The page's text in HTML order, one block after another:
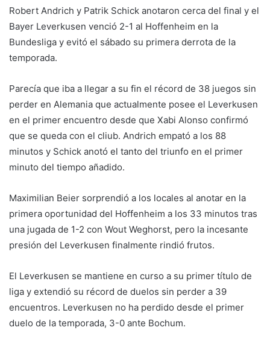
Robert Andrich y Patrik Schick anotaron cerca del final y el
Bayer Leverkusen venció 2-1 al Hoffenheim en la
Bundesliga y evitó el sábado su primera derrota de la
temporada.
Parecía que iba a llegar a su fin el récord de 38 juegos sin
perder en Alemania que actualmente posee el Leverkusen
en el primer encuentro desde que Xabi Alonso confirmó
que se queda con el cliub. Andrich empató a los 88
minutos y Schick anotó el tanto del triunfo en el primer
minuto del tiempo añadido.
Maximilian Beier sorprendió a los locales al anotar en la
primera oportunidad del Hoffenheim a los 33 minutos tras
una jugada de 1-2 con Wout Weghorst, pero la incesante
presión del Leverkusen finalmente rindió frutos.
El Leverkusen se mantiene en curso a su primer título de
liga y extendió su récord de duelos sin perder a 39
encuentros. Leverkusen no ha perdido desde el primer
duelo de la temporada, 3-0 ante Bochum.